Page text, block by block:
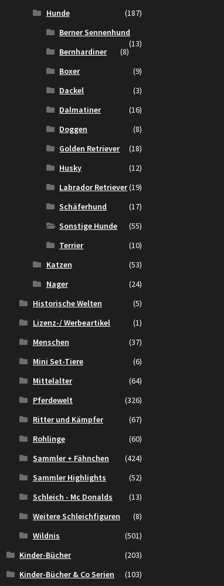
Hunde
(187)
Berner Sennenhund
(13)
Bernhardiner
(8)
Boxer
(9)
Dackel
(3)
Dalmatiner
(16)
Doggen
(8)
Golden Retriever
(18)
Husky
(12)
Labrador Retriever(19)
Schäferhund
(17)
Sonstige Hunde
(55)
Terrier
(10)
Katzen
(53)
Nager
(24)
Historische Welten
(5)
Lizenz-/ Werbeartikel
(1)
Menschen
(37)
Mini Set-Tiere
(6)
Mittelalter
(64)
Pferdewelt
(326)
Ritter und Kämpfer
(67)
Rohlinge
(60)
Sammler + Fähnchen
(424)
Sammler Highlights
(52)
Schleich - Mc Donalds
(13)
Weitere Schleichfiguren
(8)
Wildnis
(501)
Kinder-Bücher
(203)
Kinder-Bücher & Co Serien
(103)